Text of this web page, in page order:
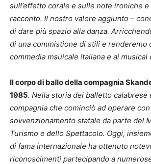
sull’effetto corale e sulle note ironiche
racconto. Il nostro valore aggiunto –
di dare più spazio alla danza.
di una commistione di stili e renderemo
commedia msuicale italiana e ai musical
Il corpo di ballo della compagnia
1985. Nella storia del balletto calabrese
compagnia che cominciò ad operare
sovvenzionamento statale da parte del
Turismo e dello Spettacolo. Oggi,
di fama internazionale ha ottenuto
riconoscimenti partecipando a